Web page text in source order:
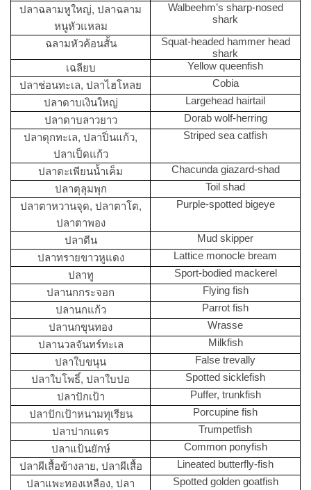
ปลาฉลามหูใหญ่, ปลาฉลาม
หนูหัวแหลม
Walbeehm’s sharp-nosed
shark
ฉลามหัวค้อนสั้น
Squat-headed hammer head
shark
เฉลียบ
Yellow queenfish
ปลาช่อนทะเล, ปลาไฮโหลย
Cobia
ปลาดาบเงินใหญ่
Largehead hairtail
ปลาดาบลาวยาว
Dorab wolf-herring
ปลาดุกทะเล, ปลาปิ่นแก้ว,
ปลาเป็ดแก้ว
Striped sea catfish
ปลาตะเพียนน้ำเค็ม
Chacunda giazard-shad
ปลาตุลุมพุก
Toil shad
ปลาตาหวานจุด, ปลาตาโต,
ปลาตาพอง
Purple-spotted bigeye
ปลาตีน
Mud skipper
ปลาทรายขาวหูแดง
Lattice monocle bream
ปลาทู
Sport-bodied mackerel
ปลานกกระจอก
Flying fish
ปลานกแก้ว
Parrot fish
ปลานกขุนทอง
Wrasse
ปลานวลจันทร์ทะเล
Milkfish
ปลาใบขนุน
False trevally
ปลาใบโพธิ์, ปลาใบปอ
Spotted sicklefish
ปลาปักเป้า
Puffer, trunkfish
ปลาปักเป้าหนามทุเรียน
Porcupine fish
ปลาปากแตร
Trumpetfish
ปลาแป้นยักษ์
Common ponyfish
ปลาผีเสื้อข้างลาย, ปลาผีเสื้อ
Lineated butterfly-fish
ปลาแพะทองเหลือง, ปลา
Spotted golden goatfish